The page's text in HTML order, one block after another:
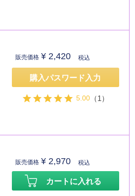
販売価格 ¥ 2,420 税込
購入パスワード入力
5.00 （1）
販売価格 ¥ 2,970 税込
カートに入れる